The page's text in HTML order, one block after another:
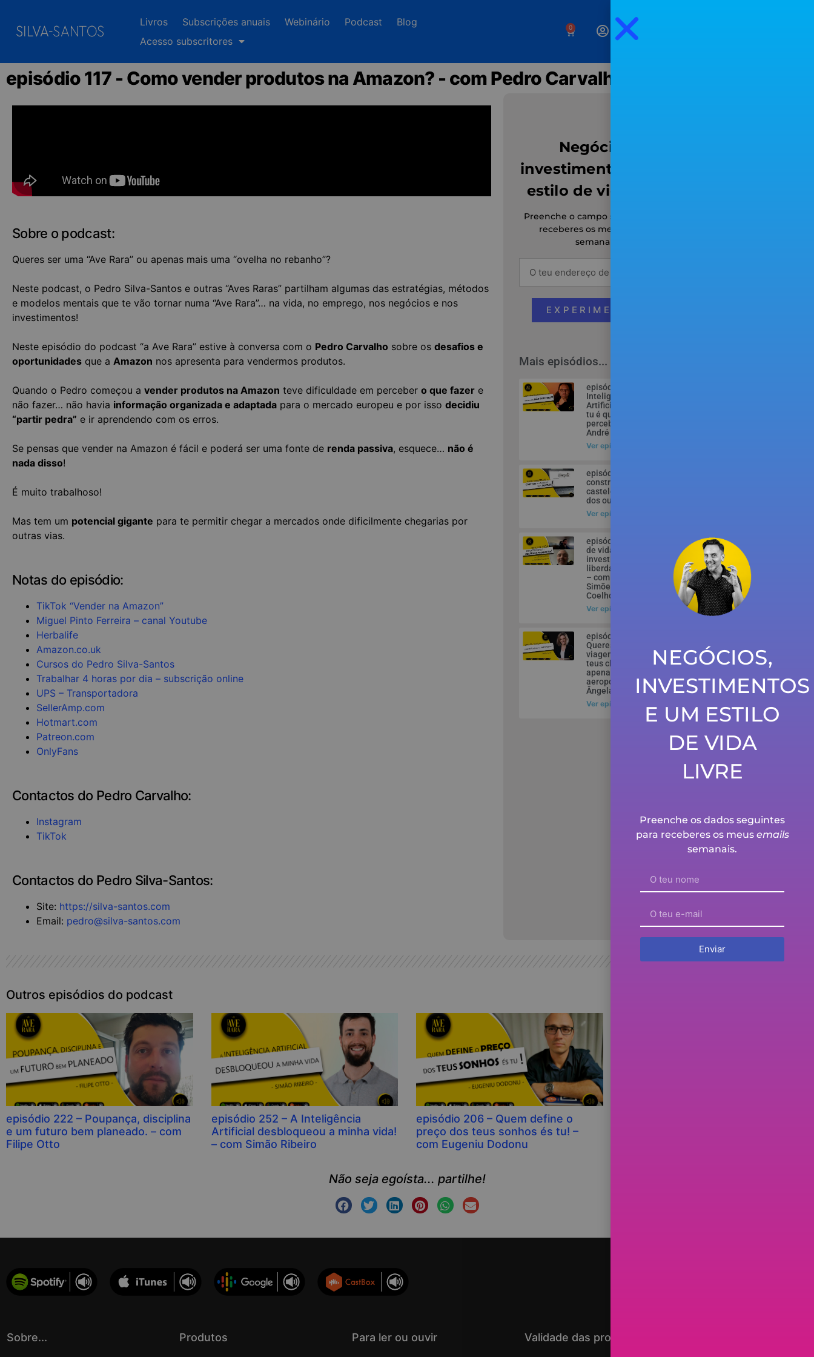
Livros Subscrições anuais Webinário Podcast
Blog
Acesso subscritores
0
episódio 117 - Como vender produtos na Amazon? - com Pedro Carvalho
Sobre o podcast:
Queres ser uma “Ave Rara” ou apenas mais uma “ovelha no rebanho”?
Neste podcast, o Pedro Silva-Santos e outras “Aves Raras” partilham algumas das estratégias, métodos
e modelos mentais que te vão tornar numa “Ave Rara”… na vida, no emprego, nos negócios e nos
investimentos!
Neste episódio do podcast “a Ave Rara” estive à conversa com o Pedro Carvalho sobre os desafios e
oportunidades que a Amazon nos apresenta para vendermos produtos.
Quando o Pedro começou a vender produtos na Amazon teve dificuldade em perceber o que fazer e
não fazer… não havia informação organizada e adaptada para o mercado europeu e por isso decidiu
“partir pedra” e ir aprendendo com os erros.
Se pensas que vender na Amazon é fácil e poderá ser uma fonte de renda passiva, esquece… não é
nada disso!
É muito trabalhoso!
Mas tem um potencial gigante para te permitir chegar a mercados onde dificilmente chegarias por
outras vias.
Notas do episódio:
TikTok “Vender na Amazon”
Miguel Pinto Ferreira – canal Youtube
Herbalife
Amazon.co.uk
Cursos do Pedro Silva-Santos
Trabalhar 4 horas por dia – subscrição online
UPS – Transportadora
SellerAmp.com
Hotmart.com
Patreon.com
OnlyFans
Contactos do Pedro Carvalho:
Instagram
TikTok
Contactos do Pedro Silva-Santos:
Site: https://silva-santos.com
Email: pedro@silva-santos.com
Negócios,
investimentos e um
estilo de vida livre
Preenche o campo seguinte para
receberes os meus
semanais.
EXPERIMENTAR
Mais episódios...
episódio 240 – A
Inteligência
Artificial já ganhou…
tu é que ainda não
percebeste! – com
André F. Costa
Ver episódio
episódio 157 – Não
construas um
castelo no terreno
dos outros…
Ver episódio
episódio 85 – Estilo
de vida,
investimentos e
liberdade financeira
– com Nelson
Simões e Luís
Coelho da Silva
Ver episódio
episódio 71 –
Queres vender a
viagem ou enviar os
teus clientes
apenas para o
aeroporto? – com
Ângela Silva
Ver episódio
Outros episódios do podcast
episódio 222 – Poupança, disciplina
e um futuro bem planeado. – com
Filipe Otto
episódio 252 – A Inteligência
Artificial desbloqueou a minha vida!
– com Simão Ribeiro
episódio 206 – Quem define o
preço dos teus sonhos és tu! –
com Eugeniu Dodonu
Não seja egoísta... partilhe!
Sobre... Produtos Para ler ou ouvir Validade das promoções
NEGÓCIOS,
INVESTIMENTOS
E UM ESTILO
DE VIDA
LIVRE
Preenche os dados seguintes
para receberes os meus emails
semanais.
Enviar